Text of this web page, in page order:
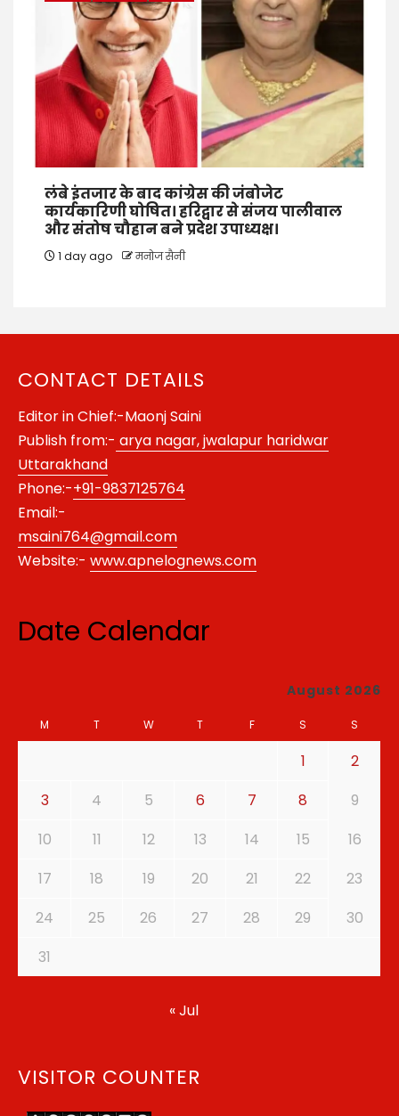
लंबे इंतजार के बाद कांग्रेस की जंबोजेट
कार्यकारिणी घोषित। हरिद्वार से संजय पालीवाल
और संतोष चौहान बने प्रदेश उपाध्यक्ष।
1 day ago मनोज सैनी
CONTACT DETAILS
Editor in Chief:-Maonj Saini
Publish from:- arya nagar, jwalapur haridwar
Uttarakhand
Phone:-+91-9837125764
Email:-
msaini764@gmail.com
Website:- www.apnelognews.com
Date Calendar
August 2026
M T W T F S S
1
2
3
4 5 6 7 8
9
10
11 12 13 14 15
16
17
18 19 20 21 22
23
24
25 26 27 28 29
30
31
« Jul
VISITOR COUNTER